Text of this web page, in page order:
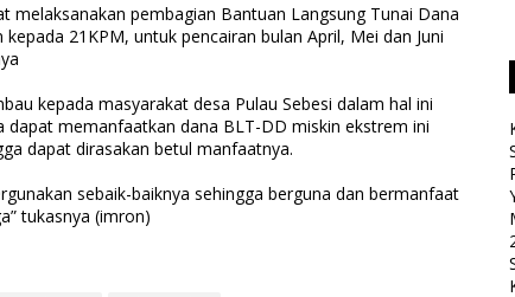
melaksanakan pembagian Bantuan Langsung Tunai Dana
21KPM, untuk pencairan bulan April, Mei dan Juni
kepada masyarakat desa Pulau Sebesi dalam hal ini
dapat memanfaatkan dana BLT-DD miskin ekstrem ini
dapat dirasakan betul manfaatnya.
sebaik-baiknya sehingga berguna dan bermanfaat
tukasnya (imron)